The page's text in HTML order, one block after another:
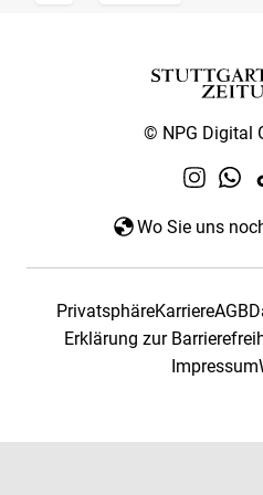
© NPG Digital
Wo Sie uns
PrivatsphäreKarriereAGB
Erklärung zur
Impressum